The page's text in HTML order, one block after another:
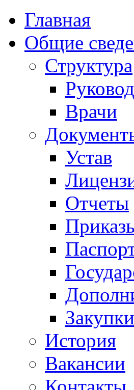
Главная
Общие
Структура
Врачи
Устав
Отчеты
Закупки
История
Вакансии